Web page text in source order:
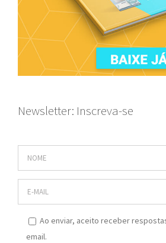
Newsletter: Inscreva-se
Ao enviar, aceito receber
email.